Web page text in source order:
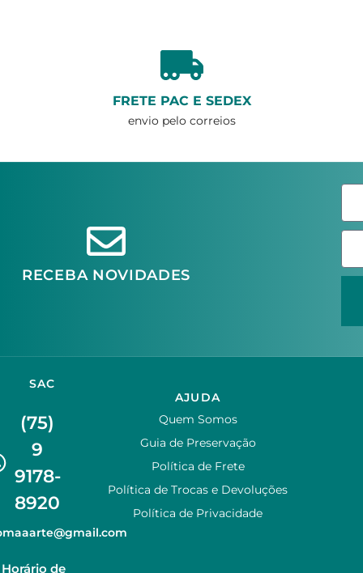
FRETE PAC E SEDEX
envio pelo correios
RECEBA NOVIDADES
SAC
(75)
9
9178-
8920
Horário de
AJUDA
Quem Somos
Guia de Preservação
Política de Frete
Política de Trocas e Devoluções
Política de Privacidade